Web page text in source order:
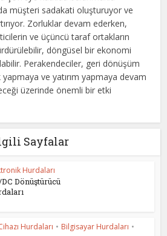
müşteri sadakati oluşturuyor ve
Zorluklar devam ederken,
ve üçüncü taraf ortakların
döngüsel bir ekonomi
Perakendeciler, geri dönüşüm
ve yatırım yapmaya devam
üzerinde önemli bir etki
Sayfalar
Hurdaları
Dönüştürücü
Hurdaları • Bilgisayar Hurdaları •